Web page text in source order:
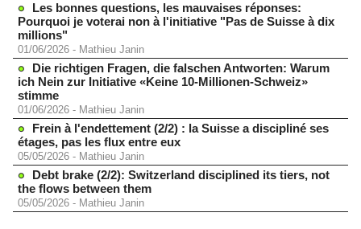
Les bonnes questions, les mauvaises réponses:
Pourquoi je voterai non à l'initiative "Pas de Suisse à dix
millions"
01/06/2026 - Mathieu Janin
Die richtigen Fragen, die falschen Antworten: Warum
ich Nein zur Initiative «Keine 10-Millionen-Schweiz»
stimme
01/06/2026 - Mathieu Janin
Frein à l'endettement (2/2) : la Suisse a discipliné ses
étages, pas les flux entre eux
05/05/2026 - Mathieu Janin
Debt brake (2/2): Switzerland disciplined its tiers, not
the flows between them
05/05/2026 - Mathieu Janin